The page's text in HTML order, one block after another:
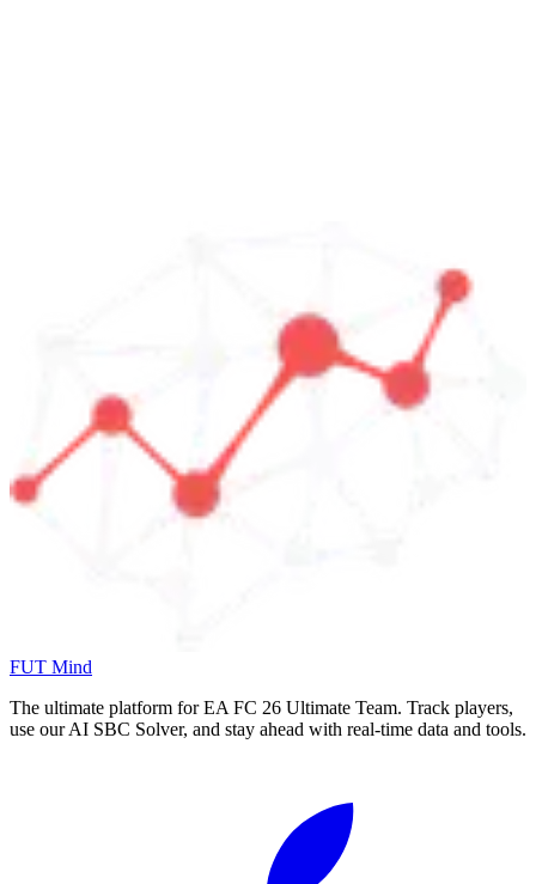
FUT Mind
The ultimate platform for EA FC 26 Ultimate Team. Track players,
use our AI SBC Solver, and stay ahead with real-time data and tools.